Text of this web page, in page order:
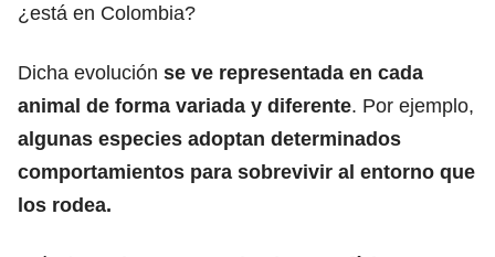
¿está en Colombia?
Dicha evolución se ve representada en cada
animal de forma variada y diferente. Por ejemplo,
algunas especies adoptan determinados
comportamientos para sobrevivir al entorno que
los rodea.